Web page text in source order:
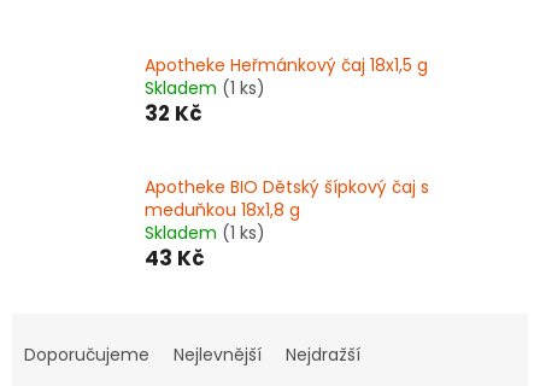
Apotheke Heřmánkový čaj 18x1,5 g
Skladem (1 ks)
32 Kč
Apotheke BIO Dětský šípkový čaj s
meduňkou 18x1,8 g
Skladem (1 ks)
43 Kč
aDoporučujeme Nejlevnější
Nejdražší